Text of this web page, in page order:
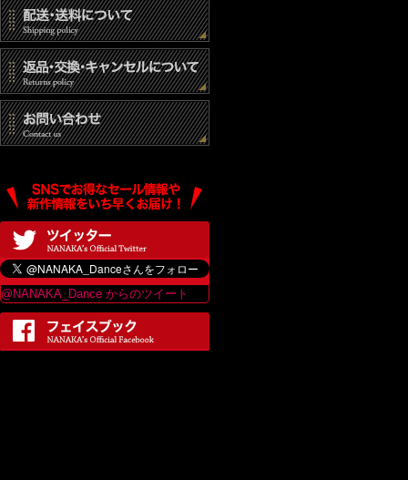
@NANAKA_Dance からのツイート